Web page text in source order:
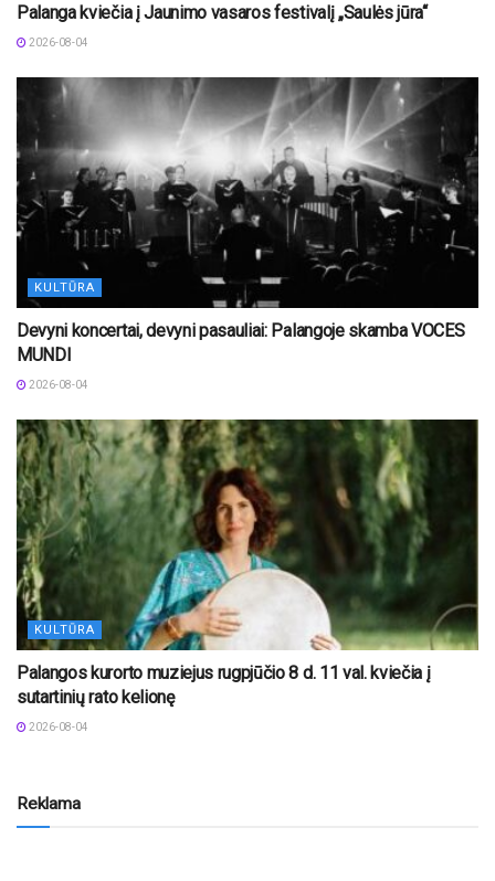
Palanga kviečia į Jaunimo vasaros festivalį „Saulės jūra“
2026-08-04
KULTŪRA
Devyni koncertai, devyni pasauliai: Palangoje skamba VOCES
MUNDI
2026-08-04
KULTŪRA
Palangos kurorto muziejus rugpjūčio 8 d. 11 val. kviečia į
sutartinių rato kelionę
2026-08-04
Reklama